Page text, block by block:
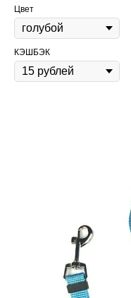
Цвет
КЭШБЭК
Make great presentations,
stories, blogs, lookbooks,